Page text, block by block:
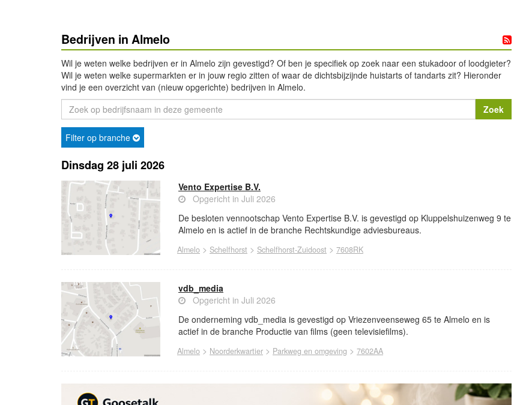
Bedrijven in Almelo
Wil je weten welke bedrijven er in Almelo zijn gevestigd? Of ben je specifiek op zoek naar een stukadoor of loodgieter?
Wil je weten welke supermarkten er in jouw regio zitten of waar de dichtsbijzijnde huistarts of tandarts zit? Hieronder
vind je een overzicht van (nieuw opgerichte) bedrijven in Almelo.
Filter op branche
Dinsdag 28 juli 2026
Vento Expertise B.V.
Opgericht in Juli 2026
De besloten vennootschap Vento Expertise B.V. is gevestigd op Kluppelshuizenweg 9 te
Almelo en is actief in de branche Rechtskundige adviesbureaus.
Almelo > Schelfhorst > Schelfhorst-Zuidoost > 7608RK
vdb_media
Opgericht in Juli 2026
De onderneming vdb_media is gevestigd op Vriezenveenseweg 65 te Almelo en is
actief in de branche Productie van films (geen televisiefilms).
Almelo > Noorderkwartier > Parkweg en omgeving > 7602AA